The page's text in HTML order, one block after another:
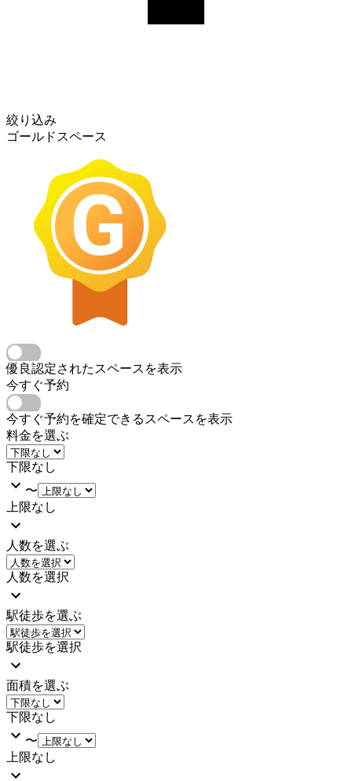
絞り込み
ゴールドスペース
優良認定されたスペースを表示
今すぐ予約
今すぐ予約を確定できるスペースを表示
料金を選ぶ
下限なし
〜
上限なし
人数を選ぶ
人数を選択
駅徒歩を選ぶ
駅徒歩を選択
面積を選ぶ
下限なし
〜
上限なし